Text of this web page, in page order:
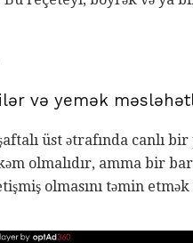
və yemək
üst ətrafında canlı
olmalıdır, amma bir
olmasını təmin